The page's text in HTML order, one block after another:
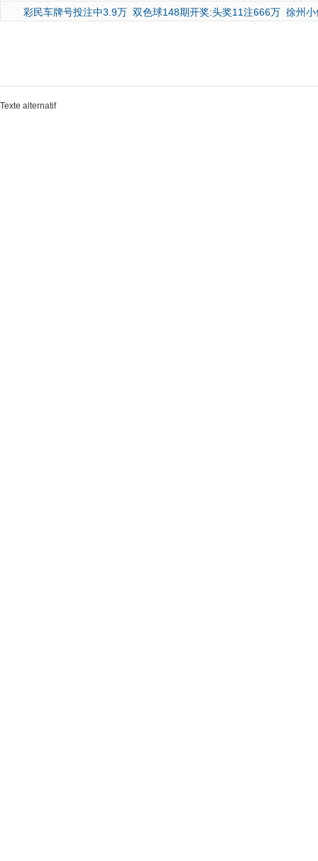
彩民车牌号投注中3.9万 双色球148期开奖:头奖11注666万 徐州
Texte alternatif